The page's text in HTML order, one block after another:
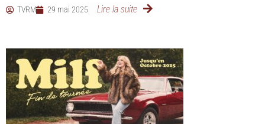
TVRM 29 mai 2025 Lire la suite